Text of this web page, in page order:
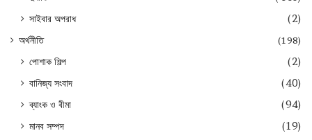
সাইবার অপরাধ
(2)
অর্থনীতি (198)
পোশাক শিল্প
(2)
বানিজ্য সংবাদ
(40)
ব্যাংক ও বীমা
(94)
মানব সম্পদ
(19)